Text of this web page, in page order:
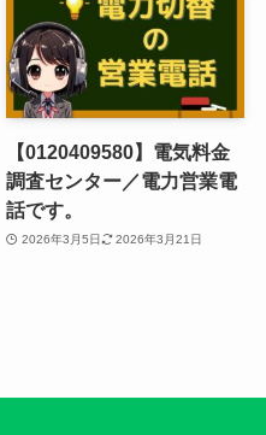
【0120409580】電気料金
調査センター／電力営業電
話です。
2026年3月5日 2026年3月21日